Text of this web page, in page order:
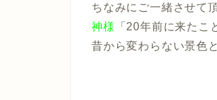
ちなみにご一緒させて
神様 「20年前に来たこ
昔から変わらない景色